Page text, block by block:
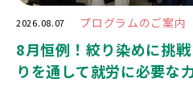
2026.08.07 プログラムのご案内
8月恒例！絞り染めに挑
りを通して就労に必要な